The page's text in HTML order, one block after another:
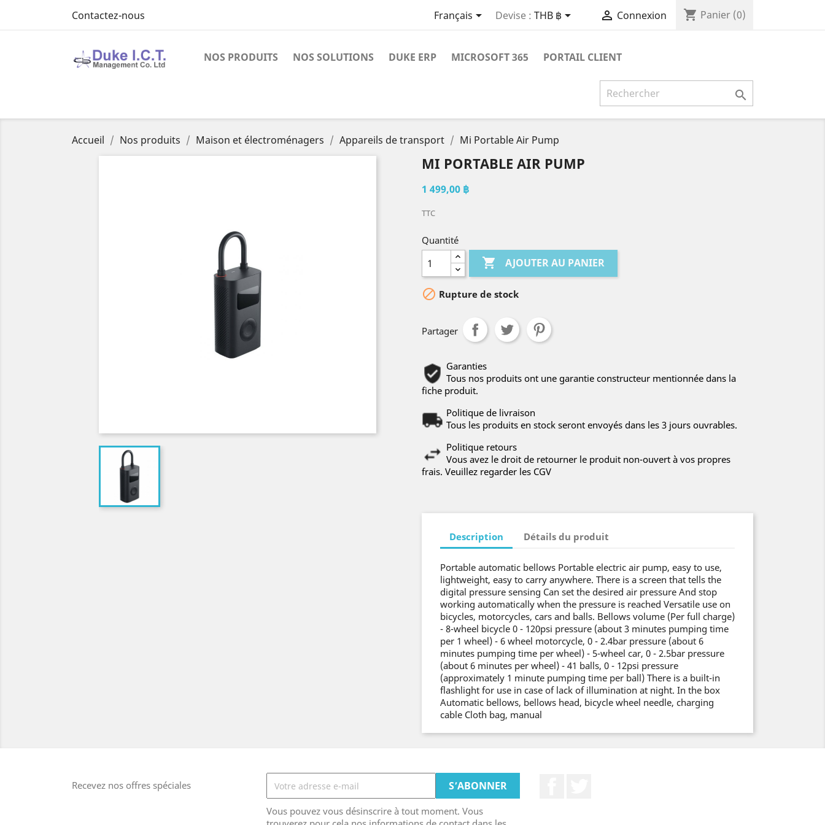
Contactez-nous Français Devise : THB ฿  Connexion shopping_cart Panier (0)
NOS PRODUITS NOS SOLUTIONS DUKE ERP MICROSOFT 365 PORTAIL CLIENT

Accueil Nos produits Maison et électroménagers Appareils de transport Mi Portable Air Pump
MI PORTABLE AIR PUMP
1 499,00 ฿
TTC
Quantité
 AJOUTER AU PANIER
 Rupture de stock
Partager
Garanties
Tous nos produits ont une garantie constructeur mentionnée dans la
fiche produit.
Politique de livraison
Tous les produits en stock seront envoyés dans les 3 jours ouvrables.
Politique retours
Vous avez le droit de retourner le produit non-ouvert à vos propres
frais. Veuillez regarder les CGV
Description Détails du produit
Portable automatic bellows Portable electric air pump, easy to use,
lightweight, easy to carry anywhere. There is a screen that tells the
digital pressure sensing Can set the desired air pressure And stop
working automatically when the pressure is reached Versatile use on
bicycles, motorcycles, cars and balls. Bellows volume (Per full charge)
- 8-wheel bicycle 0 - 120psi pressure (about 3 minutes pumping time
per 1 wheel) - 6 wheel motorcycle, 0 - 2.4bar pressure (about 6
minutes pumping time per wheel) - 5-wheel car, 0 - 2.5bar pressure
(about 6 minutes per wheel) - 41 balls, 0 - 12psi pressure
(approximately 1 minute pumping time per ball) There is a built-in
flashlight for use in case of lack of illumination at night. In the box
Automatic bellows, bellows head, bicycle wheel needle, charging
cable Cloth bag, manual
Recevez nos offres spéciales
Vous pouvez vous désinscrire à tout moment. Vous